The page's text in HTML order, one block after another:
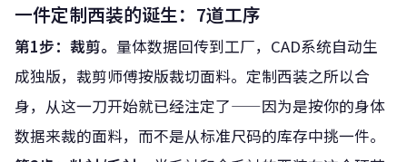
一件定制西装的诞生：7道工序
第1步：裁剪。 量体数据回传到工厂，CAD系统自动生
成独版，裁剪师傅按版裁切面料。定制西装之所以合
身，从这一刀开始就已经注定了——因为是按你的身体
数据来裁的面料，而不是从标准尺码的库存中挑一件。